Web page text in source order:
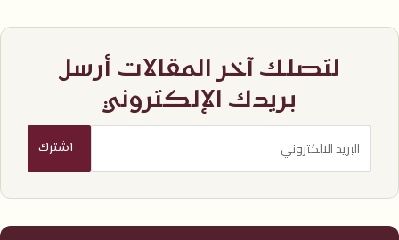
لتصلك آخر المقالات أرسل
بريدك الإلكتروني